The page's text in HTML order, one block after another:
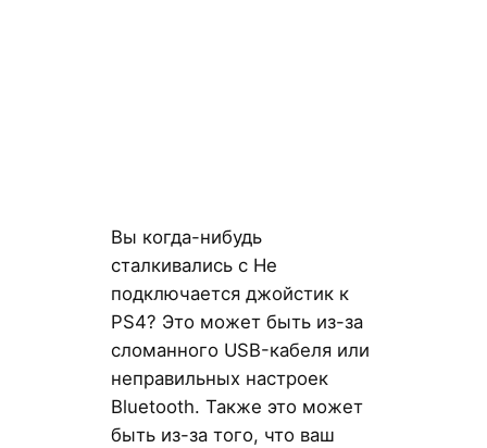
Вы когда-нибудь
сталкивались с Hе
подключается джойстик к
PS4? Это может быть из-за
сломанного USB-кабеля или
неправильных настроек
Bluetooth. Также это может
быть из-за того, что ваш